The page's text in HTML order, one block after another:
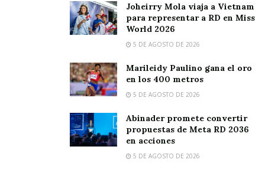
Joheirry Mola viaja a Vietnam
para representar a RD en Miss
World 2026
5 DE AGOSTO DE 2026
Marileidy Paulino gana el oro
en los 400 metros
5 DE AGOSTO DE 2026
Abinader promete convertir
propuestas de Meta RD 2036
en acciones
5 DE AGOSTO DE 2026